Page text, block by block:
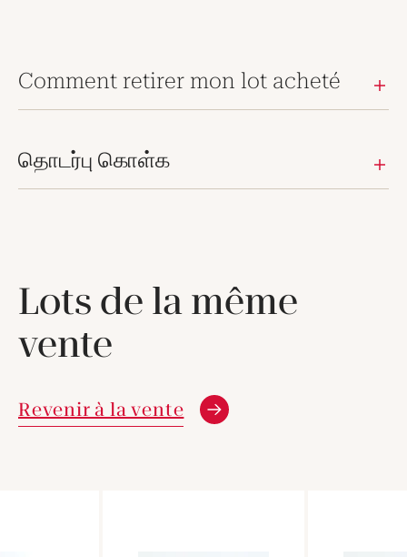
Comment retirer mon lot acheté
தொடர்பு கொள்க
Lots de la même
vente
Revenir à la vente